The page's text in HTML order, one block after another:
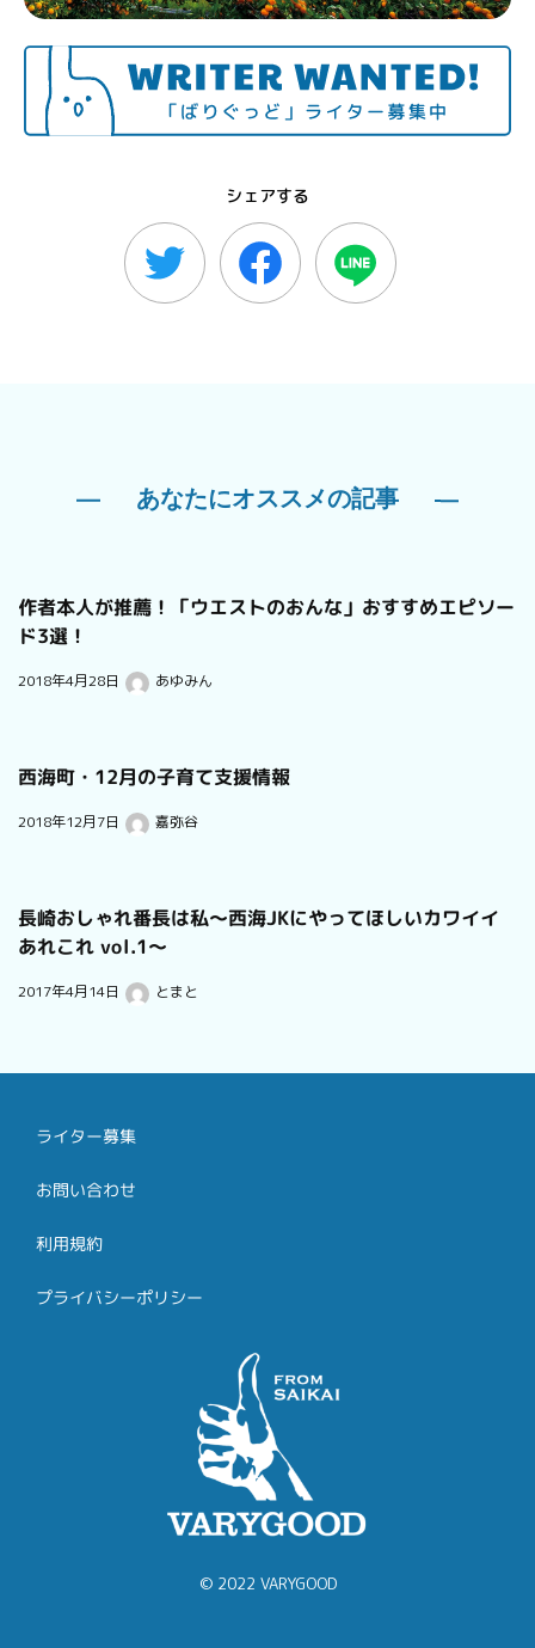
シェアする
あなたにオススメの記事
作者本人が推薦！「ウエストのおんな」おすすめエピソー
ド3選！
2018年4月28日 あゆみん
西海町・12月の子育て支援情報
2018年12月7日 嘉弥谷
長崎おしゃれ番長は私〜西海JKにやってほしいカワイイ
あれこれ vol.1〜
2017年4月14日 とまと
ライター募集
お問い合わせ
利用規約
プライバシーポリシー
© 2022 VARYGOOD